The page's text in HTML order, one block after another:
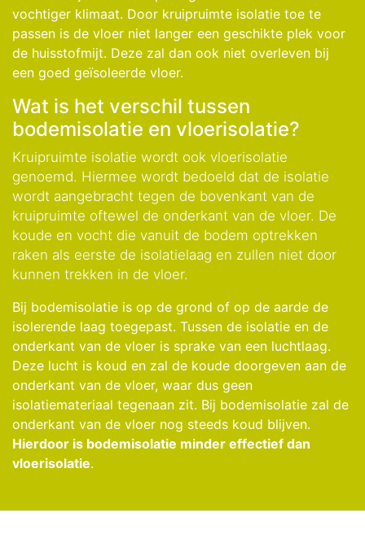
vochtiger klimaat. Door kruipruimte isolatie toe te
passen is de vloer niet langer een geschikte plek voor
de huisstofmijt. Deze zal dan ook niet overleven bij
een goed geïsoleerde vloer.
Wat is het verschil tussen
bodemisolatie en vloerisolatie?
Kruipruimte isolatie wordt ook vloerisolatie
genoemd. Hiermee wordt bedoeld dat de isolatie
wordt aangebracht tegen de bovenkant van de
kruipruimte oftewel de onderkant van de vloer. De
koude en vocht die vanuit de bodem optrekken
raken als eerste de isolatielaag en zullen niet door
kunnen trekken in de vloer.
Bij bodemisolatie is op de grond of op de aarde de
isolerende laag toegepast. Tussen de isolatie en de
onderkant van de vloer is sprake van een luchtlaag.
Deze lucht is koud en zal de koude doorgeven aan de
onderkant van de vloer, waar dus geen
isolatiemateriaal tegenaan zit. Bij bodemisolatie zal de
onderkant van de vloer nog steeds koud blijven.
Hierdoor is bodemisolatie minder effectief dan
vloerisolatie.